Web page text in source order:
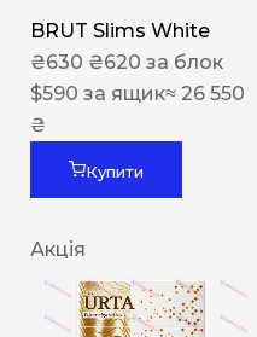
BRUT Slims White
₴630 ₴620 за блок
$590 за ящик≈ 26 550
₴
Купити
Акція